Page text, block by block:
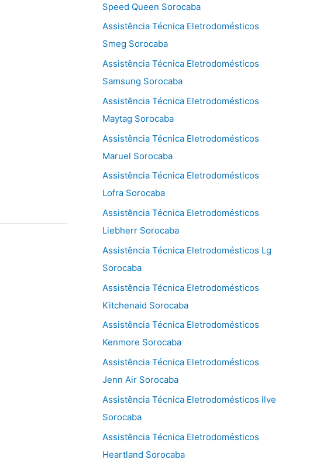
Speed Queen Sorocaba
Assistência Técnica Eletrodomésticos
Smeg Sorocaba
Assistência Técnica Eletrodomésticos
Samsung Sorocaba
Assistência Técnica Eletrodomésticos
Maytag Sorocaba
Assistência Técnica Eletrodomésticos
Maruel Sorocaba
Assistência Técnica Eletrodomésticos
Lofra Sorocaba
Assistência Técnica Eletrodomésticos
Liebherr Sorocaba
Assistência Técnica Eletrodomésticos Lg
Sorocaba
Assistência Técnica Eletrodomésticos
Kitchenaid Sorocaba
Assistência Técnica Eletrodomésticos
Kenmore Sorocaba
Assistência Técnica Eletrodomésticos
Jenn Air Sorocaba
Assistência Técnica Eletrodomésticos Ilve
Sorocaba
Assistência Técnica Eletrodomésticos
Heartland Sorocaba